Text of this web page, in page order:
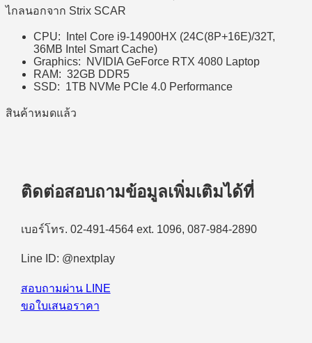
ไกลนอกจาก Strix SCAR
CPU: Intel Core i9-14900HX (24C(8P+16E)/32T,
36MB Intel Smart Cache)
Graphics: NVIDIA GeForce RTX 4080 Laptop
RAM: 32GB DDR5
SSD: 1TB NVMe PCIe 4.0 Performance
สินค้าหมดแล้ว
ติดต่อสอบถามข้อมูลเพิ่มเติมได้ที่
เบอร์โทร. 02-491-4564 ext. 1096, 087-984-2890
Line ID: @nextplay
สอบถามผ่าน LINE
ขอใบเสนอราคา